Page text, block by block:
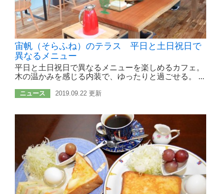
宙帆（そらふね）のテラス 平日と土日祝日で
異なるメニュー
平日と土日祝日で異なるメニューを楽しめるカフェ。
木の温かみを感じる内装で、ゆったりと過ごせる。 ...
ニュース 2019.09.22 更新